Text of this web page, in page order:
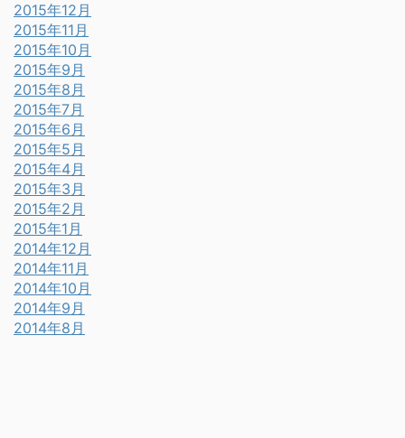
2015年12月
2015年11月
2015年10月
2015年9月
2015年8月
2015年7月
2015年6月
2015年5月
2015年4月
2015年3月
2015年2月
2015年1月
2014年12月
2014年11月
2014年10月
2014年9月
2014年8月